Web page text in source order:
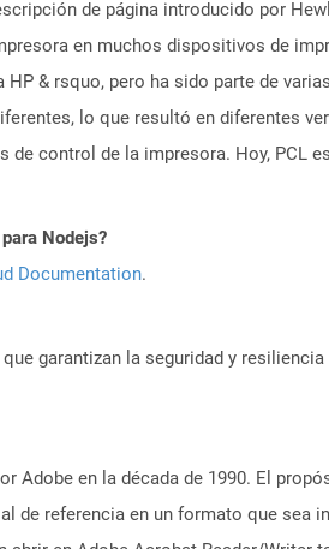
de página introducido por
en muchos dispositivos de
& rsquo, pero ha sido parte de
lo que resultó en diferentes
control de la impresora. Hoy, PCL
Nodejs?
Documentation.
garantizan la seguridad y
Adobe en la década de 1990. El
de referencia en un formato que sea